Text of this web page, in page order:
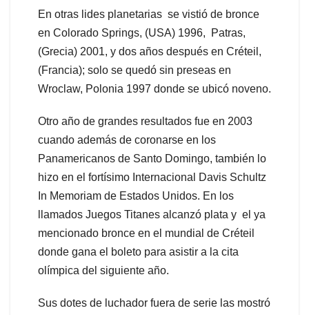
En otras lides planetarias se vistió de bronce
en Colorado Springs, (USA) 1996, Patras,
(Grecia) 2001, y dos años después en Créteil,
(Francia); solo se quedó sin preseas en
Wroclaw, Polonia 1997 donde se ubicó noveno.
Otro año de grandes resultados fue en 2003
cuando además de coronarse en los
Panamericanos de Santo Domingo, también lo
hizo en el fortísimo Internacional Davis Schultz
In Memoriam de Estados Unidos. En los
llamados Juegos Titanes alcanzó plata y el ya
mencionado bronce en el mundial de Créteil
donde gana el boleto para asistir a la cita
olímpica del siguiente año.
Sus dotes de luchador fuera de serie las mostró